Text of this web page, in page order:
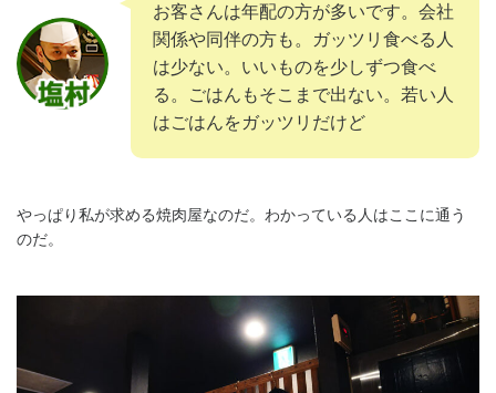
お客さんは年配の方が多いです。会社
関係や同伴の方も。ガッツリ食べる人
は少ない。いいものを少しずつ食べ
る。ごはんもそこまで出ない。若い人
はごはんをガッツリだけど
やっぱり私が求める焼肉屋なのだ。わかっている人はここに通う
のだ。